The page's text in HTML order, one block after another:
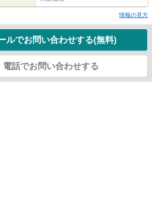
情報の見方
ルでお問い合わせする(無料)
電話でお問い合わせする